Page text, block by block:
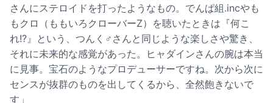
さんにステロイドを打ったようなもの。でんぱ組.incやも
もクロ（ももいろクローバーZ）を聴いたときは『何こ
れ!?』という、つんく♂さんと同じような楽しさや驚き、
それに未来的な感覚があった。ヒャダインさんの腕は本当
に見事。宝石のようなプロデューサーですね。次から次に
センスが抜群のものを出してくるから、全然飽きないで
す」